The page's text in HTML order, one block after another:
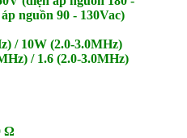
nguồn 90 - 130Vac)
/ 10W (2.0-3.0MHz)
/ 1.6 (2.0-3.0MHz)
Ω